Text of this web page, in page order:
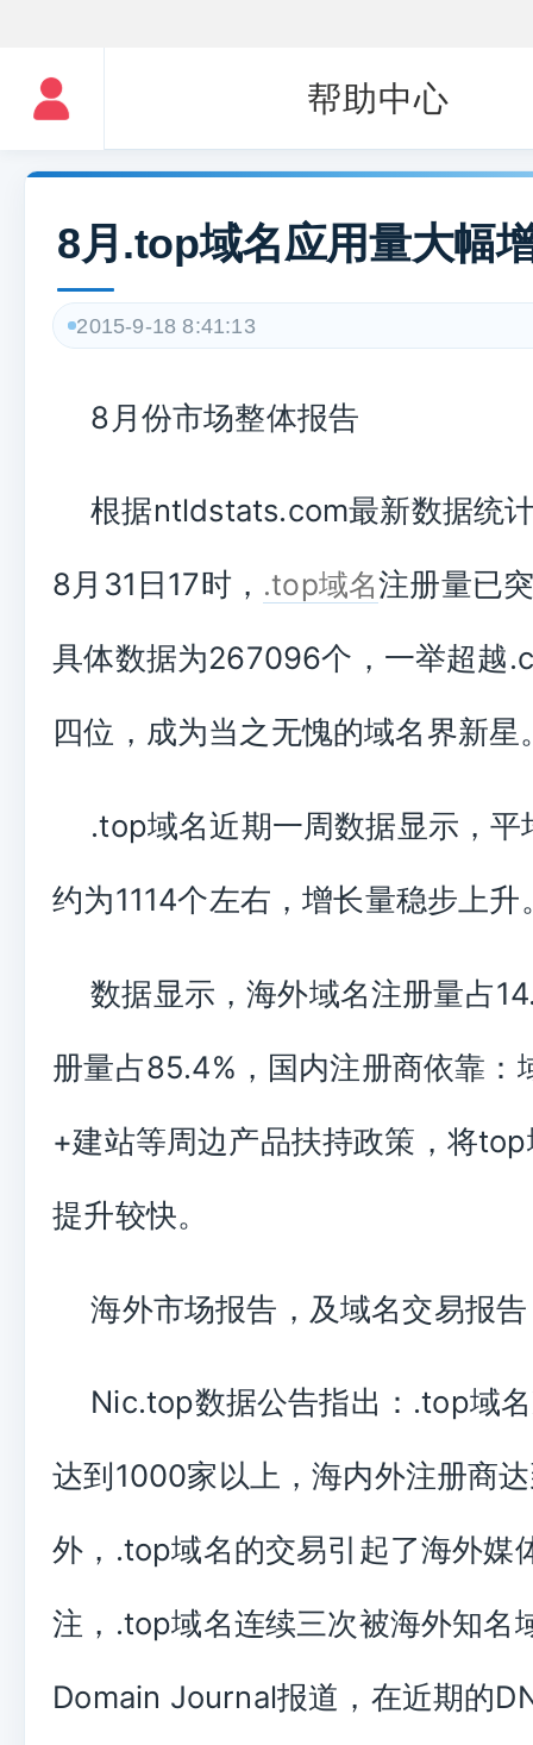
帮助中心
8月.top域名应用量大幅
2015-9-18 8:41:13
8月份市场整体报告
根据ntldstats.com最新数据统
8月31日17时， .top域名注册量已
具体数据为267096个，一举超越
四位，成为当之无愧的域名界新星
.top域名近期一周数据显示，平
约为1114个左右，增长量稳步上升
数据显示，海外域名注册量占
册量占85.4%，国内注册商依靠：
+建站等周边产品扶持政策，将
提升较快。
海外市场报告，及域名交易报告
Nic.top数据公告指出：.top域
达到1000家以上，海内外注册商
外，.top域名的交易引起了海外媒
注，.top域名连续三次被海外知名
Domain Journal报道，在近期的